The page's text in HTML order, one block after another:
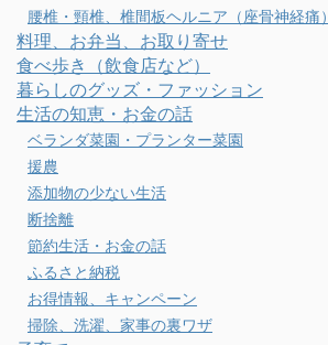
腰椎・頸椎、椎間板ヘルニア（座骨神経痛）
料理、お弁当、お取り寄せ
食べ歩き（飲食店など）
暮らしのグッズ・ファッション
生活の知恵・お金の話
ベランダ菜園・プランター菜園
援農
添加物の少ない生活
断捨離
節約生活・お金の話
ふるさと納税
お得情報、キャンペーン
掃除、洗濯、家事の裏ワザ